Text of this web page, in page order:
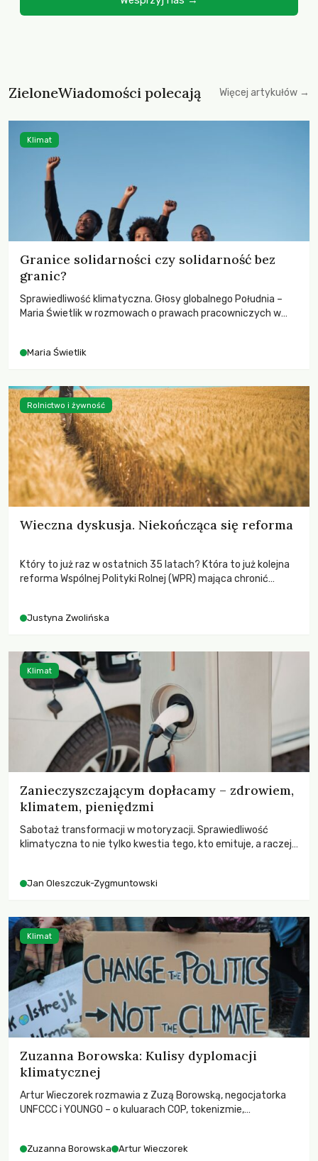
ZieloneWiadomości polecają Więcej artykułów →
Granice solidarności czy solidarność bez
granic?
Sprawiedliwość klimatyczna. Głosy globalnego Południa –
Maria Świetlik w rozmowach o prawach pracowniczych w
Maria Świetlik
Klimat
Wieczna dyskusja. Niekończąca się reforma
Który to już raz w ostatnich 35 latach? Która to już kolejna
reforma Wspólnej Polityki Rolnej (WPR) mająca chronić
Justyna Zwolińska
Rolnictwo i żywność
Zanieczyszczającym dopłacamy – zdrowiem,
klimatem, pieniędzmi
Sabotaż transformacji w motoryzacji. Sprawiedliwość
klimatyczna to nie tylko kwestia tego, kto emituje, a raczej
Jan Oleszczuk-Zygmuntowski
Klimat
Zuzanna Borowska: Kulisy dyplomacji
klimatycznej
Artur Wieczorek rozmawia z Zuzą Borowską, negocjatorka
UNFCCC i YOUNGO – o kuluarach COP, tokenizmie,
Zuzanna Borowska Artur Wieczorek
Klimat